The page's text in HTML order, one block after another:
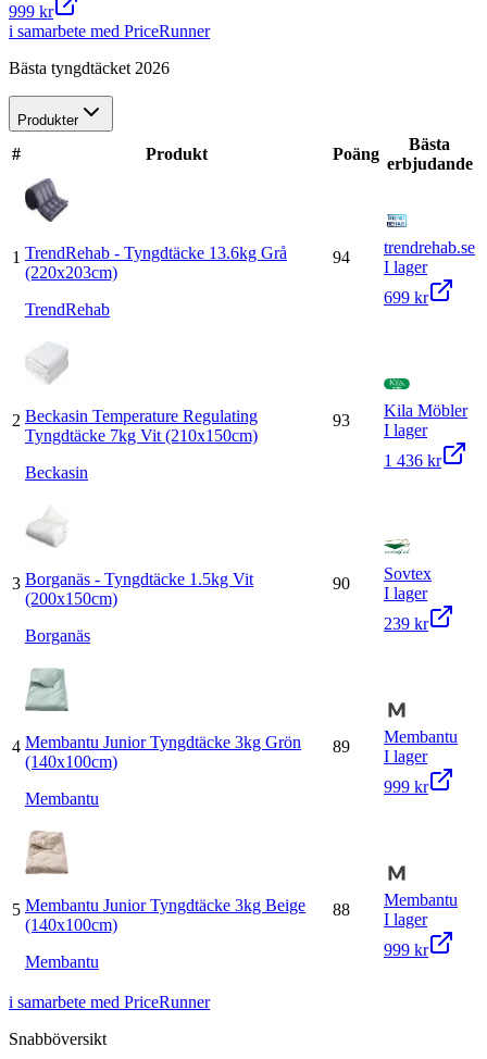
999 kr
i samarbete med PriceRunner
Bästa tyngdtäcket 2026
Produkter
# Produkt Poäng
Bästa
erbjudande
1 TrendRehab - Tyngdtäcke 13.6kg Grå
(220x203cm)
TrendRehab
94
trendrehab.se
I lager
699 kr
2 Beckasin Temperature Regulating
Tyngdtäcke 7kg Vit (210x150cm)
Beckasin
93
Kila Möbler
I lager
1 436 kr
3 Borganäs - Tyngdtäcke 1.5kg Vit
(200x150cm)
Borganäs
90
Sovtex
I lager
239 kr
4 Membantu Junior Tyngdtäcke 3kg Grön
(140x100cm)
Membantu
89
Membantu
I lager
999 kr
5 Membantu Junior Tyngdtäcke 3kg Beige
(140x100cm)
Membantu
88
Membantu
I lager
999 kr
i samarbete med PriceRunner
Snabböversikt